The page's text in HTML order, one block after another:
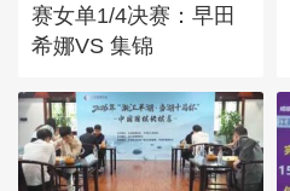
赛女单1/4决赛：早田
希娜VS 集锦